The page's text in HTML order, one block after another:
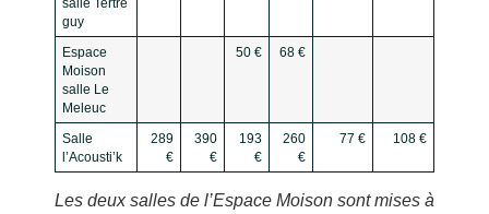
guy
Espace
Moison
salle Le
Meleuc
50 € 68 €
Salle
l’Acousti’k
289
€
390
€
193
€
260
€
77 € 108 €
Les deux salles de l’Espace Moison sont mises à